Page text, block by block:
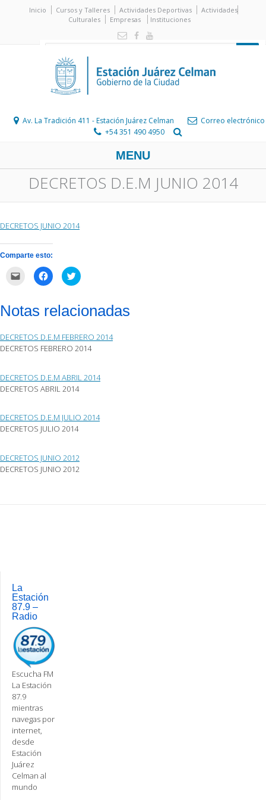
Inicio Cursos y Talleres Actividades Deportivas
Actividades
Culturales
Empresas Instituciones
Av. La Tradición 411 - Estación Juárez Celman
Correo electrónico
+54 351 490 4950
MENU
DECRETOS D.E.M JUNIO 2014
DECRETOS JUNIO 2014
Comparte esto:
correo
electrónico
amigo
(Se
abre
ventana
nueva)
Haz
clic
Facebook
(Se
una
ventana
nueva)
Haz
clic
en
Twitter
(Se
una
ventana
nueva)
Notas relacionadas
DECRETOS D.E.M FEBRERO 2014
DECRETOS FEBRERO 2014
DECRETOS D.E.M ABRIL 2014
DECRETOS ABRIL 2014
DECRETOS D.E.M JULIO 2014
DECRETOS JULIO 2014
DECRETOS JUNIO 2012
DECRETOS JUNIO 2012
La
Estación
87.9 –
Radio
Escucha FM
La Estación
87.9
mientras
navegas por
internet,
desde
Estación
Juárez
Celman al
mundo